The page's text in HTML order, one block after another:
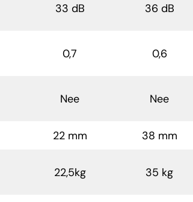
33 dB 36 dB
0,7 0,6
Nee Nee
22 mm 38 mm
22,5kg 35 kg